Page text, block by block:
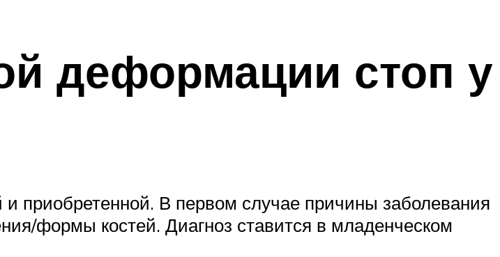
деформации стоп у
приобретенной. В первом случае причины заболевания
формы костей. Диагноз ставится в младенческом